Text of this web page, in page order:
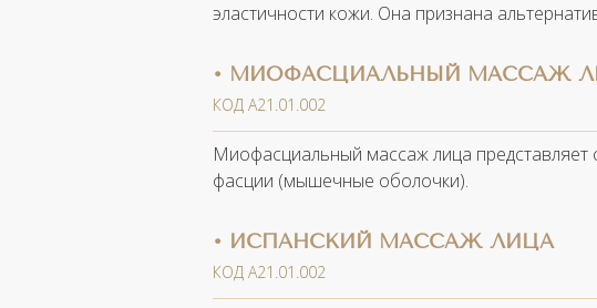
эластичности кожи. Она признана
• МИОФАСЦИАЛЬНЫЙ МАССАЖ
КОД А21.01.002
Миофасциальный массаж лица
фасции (мышечные оболочки).
• ИСПАНСКИЙ МАССАЖ ЛИЦА
КОД А21.01.002